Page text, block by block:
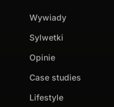
Wywiady
Sylwetki
Opinie
Case studies
Lifestyle